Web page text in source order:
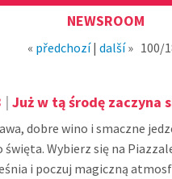
NEWSROOM
« předchozí| další» 100/
| Już w tą środę zaczyna się tradycyjny
dobre wino i smaczne
Wybierz się na
i poczuj magiczną